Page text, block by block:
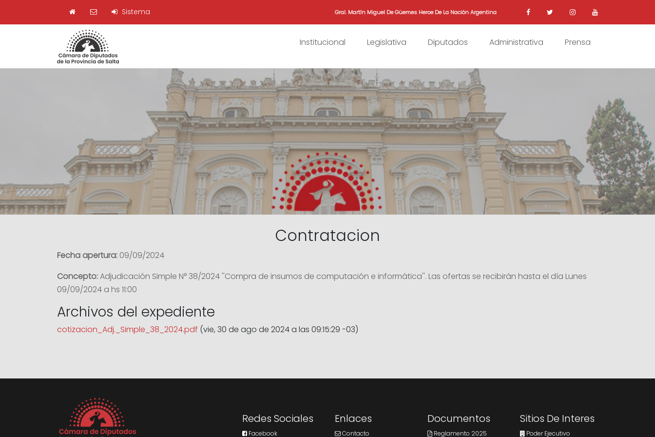
Sistema Gral. Martín Miguel De Güemes Heroe De La Nación Argentina
Institucional Legislativa Diputados Administrativa Prensa
Contratacion
Fecha apertura: 09/09/2024
Concepto:Adjudicación Simple N° 38/2024 ''Compra de insumos de computación e informática''. Las ofertas se recibirán hasta el día Lunes
09/09/2024 a hs 11:00
Archivos del expediente
cotizacion_Adj._Simple_38_2024.pdf (vie, 30 de ago de 2024 a las 09:15:29 -03)
Redes Sociales
Facebook
Enlaces
Contacto
Documentos
Reglamento 2025
Sitios De Interes
Poder Ejecutivo